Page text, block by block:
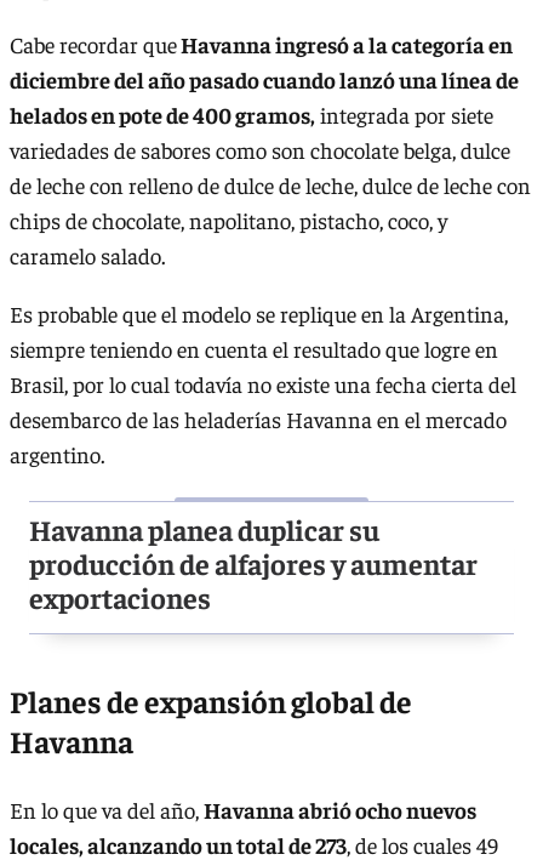
Cabe recordar queHavanna ingresó a la categoría en
diciembre del año pasado cuando lanzó una línea de
helados en pote de 400 gramos,integrada por siete
variedades de sabores como son chocolate belga, dulce
de leche con relleno de dulce de leche, dulce de leche con
chips de chocolate, napolitano, pistacho, coco, y
caramelo salado.
Es probable que el modelo se replique en la Argentina,
siempre teniendo en cuenta el resultado que logre en
Brasil, por lo cual todavía no existe una fecha cierta del
desembarco de las heladerías Havanna en el mercado
argentino.
Havanna planea duplicar su
producción de alfajores y aumentar
exportaciones
Planes de expansión global de
Havanna
En lo que va del año,Havanna abrió ocho nuevos
locales, alcanzando un total de 273, de los cuales 49